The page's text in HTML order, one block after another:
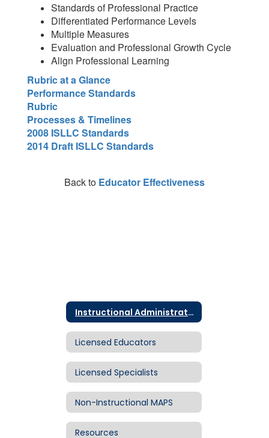
Standards of Professional Practice
Differentiated Performance Levels
Multiple Measures
Evaluation and Professional Growth Cycle
Align Professional Learning
Rubric at a Glance
Performance Standards
Rubric
Processes & Timelines
2008 ISLLC Standards
2014 Draft ISLLC Standards
Back to Educator Effectiveness
Instructional Administrators
Licensed Educators
Licensed Specialists
Non-Instructional MAPS
Resources